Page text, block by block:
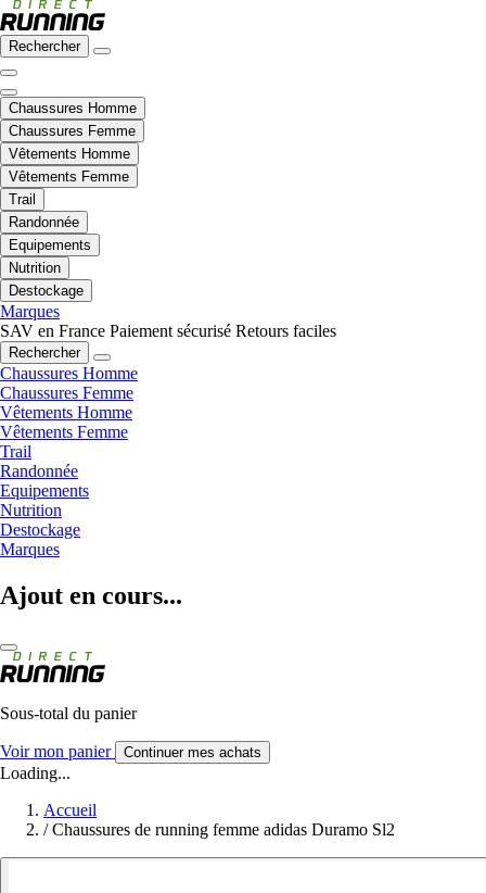
Rechercher
Chaussures Homme
Chaussures Femme
Vêtements Homme
Vêtements Femme
Trail
Randonnée
Equipements
Nutrition
Destockage
Marques
SAV en France Paiement sécurisé Retours faciles
Rechercher
Chaussures Homme
Chaussures Femme
Vêtements Homme
Vêtements Femme
Trail
Randonnée
Equipements
Nutrition
Destockage
Marques
Ajout en cours...
Sous-total du panier
Voir mon panier Continuer mes achats
Loading...
Accueil
/ Chaussures de running femme adidas Duramo Sl2